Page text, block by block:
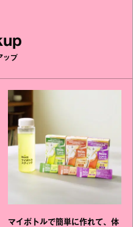
ップ
マイボトルで簡単に作れて、体